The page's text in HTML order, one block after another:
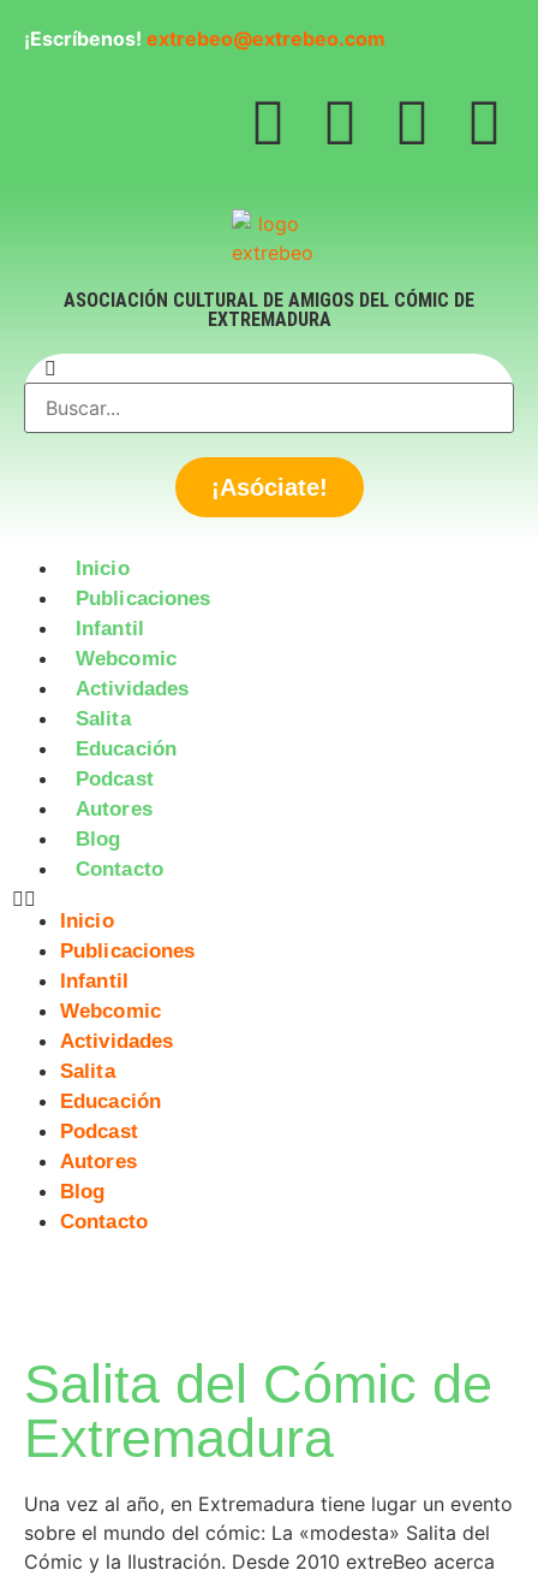
¡Escríbenos! extrebeo@extrebeo.com
ASOCIACIÓN CULTURAL DE AMIGOS DEL CÓMIC DE
EXTREMADURA
¡Asóciate!
Inicio
Publicaciones
Infantil
Webcomic
Actividades
Salita
Educación
Podcast
Autores
Blog
Contacto
Inicio
Publicaciones
Infantil
Webcomic
Actividades
Salita
Educación
Podcast
Autores
Blog
Contacto
Salita del Cómic de
Extremadura
Una vez al año, en Extremadura tiene lugar un evento
sobre el mundo del cómic: La «modesta» Salita del
Cómic y la Ilustración. Desde 2010 extreBeo acerca